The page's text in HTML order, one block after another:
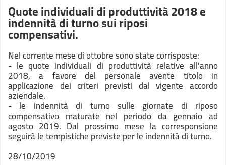
Quote individuali di produttività 2018 e
indennità di turno sui riposi
compensativi.
Nel corrente mese di ottobre sono state corrisposte:
- le quote individuali di produttività relative all'anno
2018, a favore del personale avente titolo in
applicazione dei criteri previsti dal vigente accordo
aziendale.
- le indennità di turno sulle giornate di riposo
compensativo maturate nel periodo da gennaio ad
agosto 2019. Dal prossimo mese la corresponsione
seguirà le tempistiche previste per le indennità di turno.
28/10/2019